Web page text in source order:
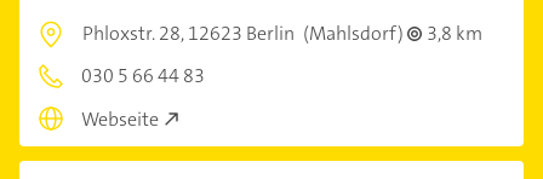
Phloxstr. 28,12623 Berlin (Mahlsdorf)
3,8 km
030 5 66 44 83
Webseite